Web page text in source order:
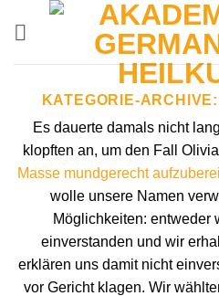
KATEGORIE-ARCHIVE:
Es dauerte damals nicht
klopften an, um den Fall Olivia
Masse mundgerecht
wolle unsere Namen
Möglichkeiten: entweder
einverstanden und wir
erklären uns damit nicht
vor Gericht klagen. Wir